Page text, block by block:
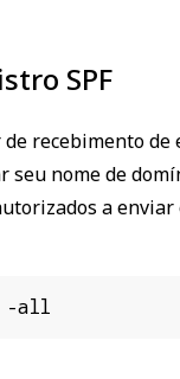
SPF
recebimento
nome de
a
-all